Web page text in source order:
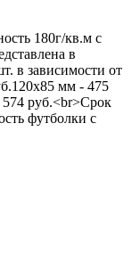
180г/кв.м с
в
в зависимости от
мм - 475
руб.<br>Срок
футболки с